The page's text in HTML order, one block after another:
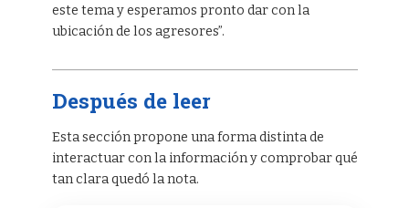
este tema y esperamos pronto dar con la
ubicación de los agresores”.
Después de leer
Esta sección propone una forma distinta de
interactuar con la información y comprobar qué
tan clara quedó la nota.